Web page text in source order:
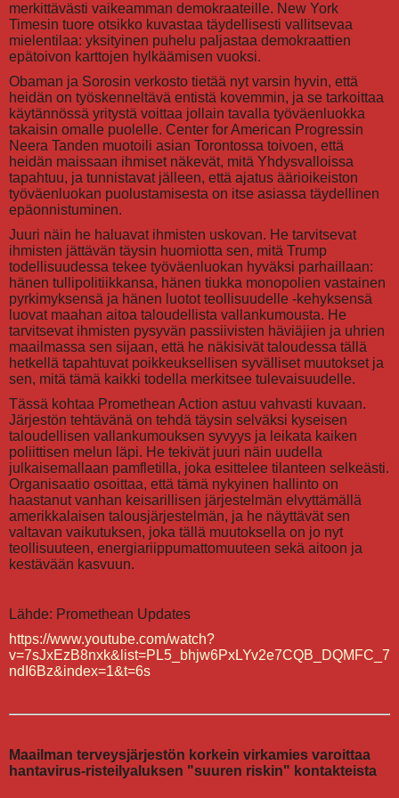
merkittävästi vaikeamman demokraateille. New York
Timesin tuore otsikko kuvastaa täydellisesti vallitsevaa
mielentilaa: yksityinen puhelu paljastaa demokraattien
epätoivon karttojen hylkäämisen vuoksi.
Obaman ja Sorosin verkosto tietää nyt varsin hyvin, että
heidän on työskenneltävä entistä kovemmin, ja se tarkoittaa
käytännössä yritystä voittaa jollain tavalla työväenluokka
takaisin omalle puolelle. Center for American Progressin
Neera Tanden muotoili asian Torontossa toivoen, että
heidän maissaan ihmiset näkevät, mitä Yhdysvalloissa
tapahtuu, ja tunnistavat jälleen, että ajatus äärioikeiston
työväenluokan puolustamisesta on itse asiassa täydellinen
epäonnistuminen.
Juuri näin he haluavat ihmisten uskovan. He tarvitsevat
ihmisten jättävän täysin huomiotta sen, mitä Trump
todellisuudessa tekee työväenluokan hyväksi parhaillaan:
hänen tullipolitiikkansa, hänen tiukka monopolien vastainen
pyrkimyksensä ja hänen luotot teollisuudelle -kehyksensä
luovat maahan aitoa taloudellista vallankumousta. He
tarvitsevat ihmisten pysyvän passiivisten häviäjien ja uhrien
maailmassa sen sijaan, että he näkisivät taloudessa tällä
hetkellä tapahtuvat poikkeuksellisen syvälliset muutokset ja
sen, mitä tämä kaikki todella merkitsee tulevaisuudelle.
Tässä kohtaa Promethean Action astuu vahvasti kuvaan.
Järjestön tehtävänä on tehdä täysin selväksi kyseisen
taloudellisen vallankumouksen syvyys ja leikata kaiken
poliittisen melun läpi. He tekivät juuri näin uudella
julkaisemallaan pamfletilla, joka esittelee tilanteen selkeästi.
Organisaatio osoittaa, että tämä nykyinen hallinto on
haastanut vanhan keisarillisen järjestelmän elvyttämällä
amerikkalaisen talousjärjestelmän, ja he näyttävät sen
valtavan vaikutuksen, joka tällä muutoksella on jo nyt
teollisuuteen, energiariippumattomuuteen sekä aitoon ja
kestävään kasvuun.
Lähde: Promethean Updates
https://www.youtube.com/watch?
v=7sJxEzB8nxk&list=PL5_bhjw6PxLYv2e7CQB_DQMFC_7
ndI6Bz&index=1&t=6s
Maailman terveysjärjestön korkein virkamies varoittaa
hantavirus-risteilyaluksen "suuren riskin" kontakteista